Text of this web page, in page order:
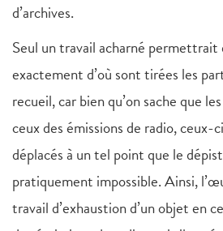
d’archives.
Seul un travail acharné
exactement d’où sont tirées les
recueil, car bien qu’on sache que
ceux des émissions de radio,
déplacés à un tel point que le
pratiquement impossible. Ainsi,
travail d’exhaustion d’un objet en